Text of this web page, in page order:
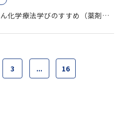
8月1日第10回なかつ広域がん化学療法学びのすすめ（薬剤師向け研修会）開催します。
3 ... 16